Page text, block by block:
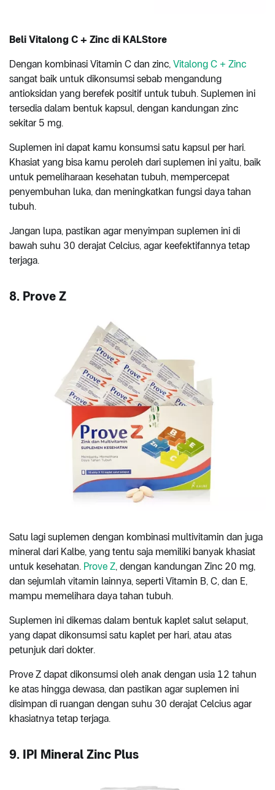
Beli Vitalong C + Zinc di KALStore
Dengan kombinasi Vitamin C dan zinc, Vitalong C + Zinc
sangat baik untuk dikonsumsi sebab mengandung
antioksidan yang berefek positif untuk tubuh. Suplemen ini
tersedia dalam bentuk kapsul, dengan kandungan zinc
sekitar 5 mg.
Suplemen ini dapat kamu konsumsi satu kapsul per hari.
Khasiat yang bisa kamu peroleh dari suplemen ini yaitu, baik
untuk pemeliharaan kesehatan tubuh, mempercepat
penyembuhan luka, dan meningkatkan fungsi daya tahan
tubuh.
Jangan lupa, pastikan agar menyimpan suplemen ini di
bawah suhu 30 derajat Celcius, agar keefektifannya tetap
terjaga.
8. Prove Z
Satu lagi suplemen dengan kombinasi multivitamin dan juga
mineral dari Kalbe, yang tentu saja memiliki banyak khasiat
untuk kesehatan. Prove Z, dengan kandungan Zinc 20 mg,
dan sejumlah vitamin lainnya, seperti Vitamin B, C, dan E,
mampu memelihara daya tahan tubuh.
Suplemen ini dikemas dalam bentuk kaplet salut selaput,
yang dapat dikonsumsi satu kaplet per hari, atau atas
petunjuk dari dokter.
Prove Z dapat dikonsumsi oleh anak dengan usia 12 tahun
ke atas hingga dewasa, dan pastikan agar suplemen ini
disimpan di ruangan dengan suhu 30 derajat Celcius agar
khasiatnya tetap terjaga.
9. IPI Mineral Zinc Plus